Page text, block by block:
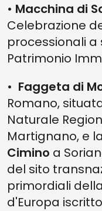
• Macchina di
Celebrazione
processionali
Patrimonio
• Faggeta di
Romano,
Naturale
Martignano, e la
Cimino a
del sito
primordiali
d'Europa iscritto